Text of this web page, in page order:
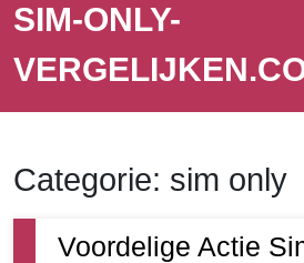
SIM-ONLY-
Categorie: sim only
Voordelige Actie